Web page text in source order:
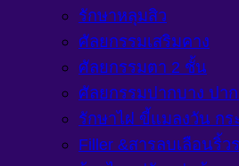
รักษาหลุมสิว
ศัลยกรรมเสริมคาง
ศัลยกรรมตา 2 ชั้น
ศัลยกรรมปากบาง ปา
รักษาไฝ ขี้แมลงวัน กร
Filler &สารลบเลือนริ้